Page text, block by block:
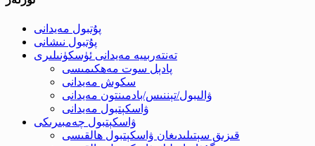
پۇتبول مەيدانى
پۇتبول نىشانى
تەنتەربىيە مەيدانى ئۈسكۈنىلىرى
پادېل سوت مەھكىمىسى
سكوش مەيدانى
ۋالىبول/تېننىس/بادمىنتون مەيدانى
ۋاسكېتبول مەيدانى
ۋاسكېتبول چەمبىرىكى
قىزىق سېتىلىدىغان ۋاسكېتبول ھالقىسى